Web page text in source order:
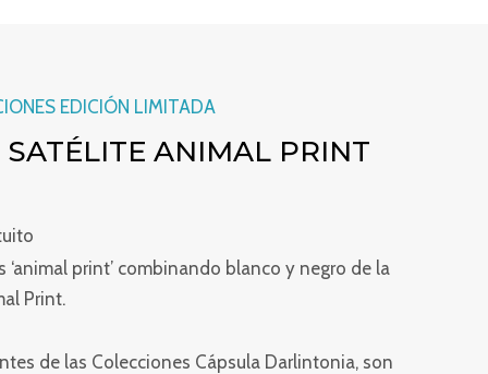
EDICIÓN LIMITADA
ANIMAL PRINT
print’ combinando blanco y negro de la
Print.
de las Colecciones Cápsula Darlintonia, son